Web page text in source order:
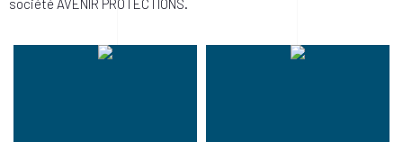
société AVENIR PROTECTIONS.